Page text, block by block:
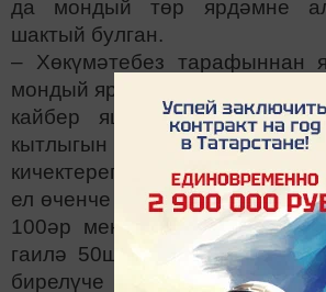
да мондый төр ярдәмне
шактый булган.
– Хөкүмәтебез тарафыннан
мондый ярдәм күрсәтелү бик
кайбер яшь гаиләләр,
кытлыгын сәбәп итеп,
кичектереп килә. Мөслим
ел өченче балаларын алып
100әр мең сум, беренче
гаилә 50шәр мең сум
бирелүче ярдәмне алды.